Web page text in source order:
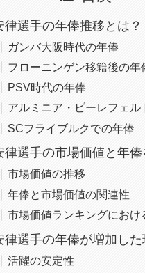
律選手の年俸推移とは？
ガンバ大阪時代の年俸
フローニンゲン移籍後の年
PSV時代の年俸
アルミニア・ビーレフェル
SCフライブルクでの年俸
律選手の市場価値と年俸
市場価値の推移
年俸と市場価値の関連性
市場価値ランキングにおけ
律選手の年俸が増加した
活躍の安定性